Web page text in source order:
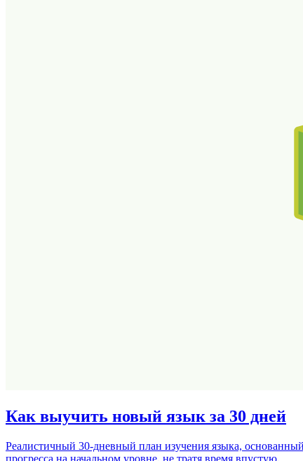
Как выучить новый язык за 30 дней
Реалистичный 30-дневный план изучения языка,
прогресса на начальном уровне, не тратя время впустую.